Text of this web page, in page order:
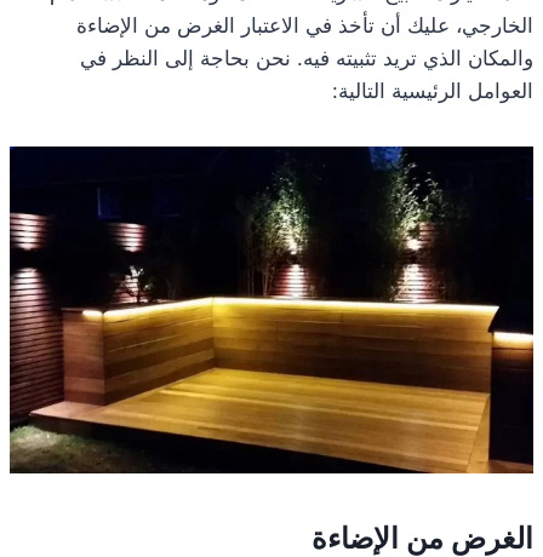
الخارجي، عليك أن تأخذ في الاعتبار الغرض من الإضاءة
والمكان الذي تريد تثبيته فيه. نحن بحاجة إلى النظر في
العوامل الرئيسية التالية:
الغرض من الإضاءة